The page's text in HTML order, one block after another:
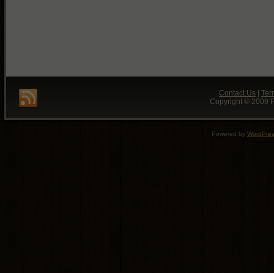
Contact Us |
Copyright © 2009
Powered by